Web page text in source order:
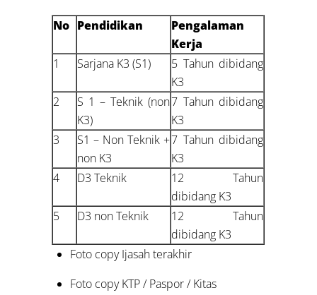
No Pendidikan
Pengalaman
Kerja
1
Sarjana K3 (S1)
5 Tahun dibidang
K3
2
S 1 – Teknik (non
K3)
7 Tahun dibidang
K3
3
S1 – Non Teknik +
non K3
7 Tahun dibidang
K3
4
D3 Teknik
12 Tahun
dibidang K3
5
D3 non Teknik
12 Tahun
dibidang K3
Foto copy Ijasah terakhir
Foto copy KTP / Paspor / Kitas